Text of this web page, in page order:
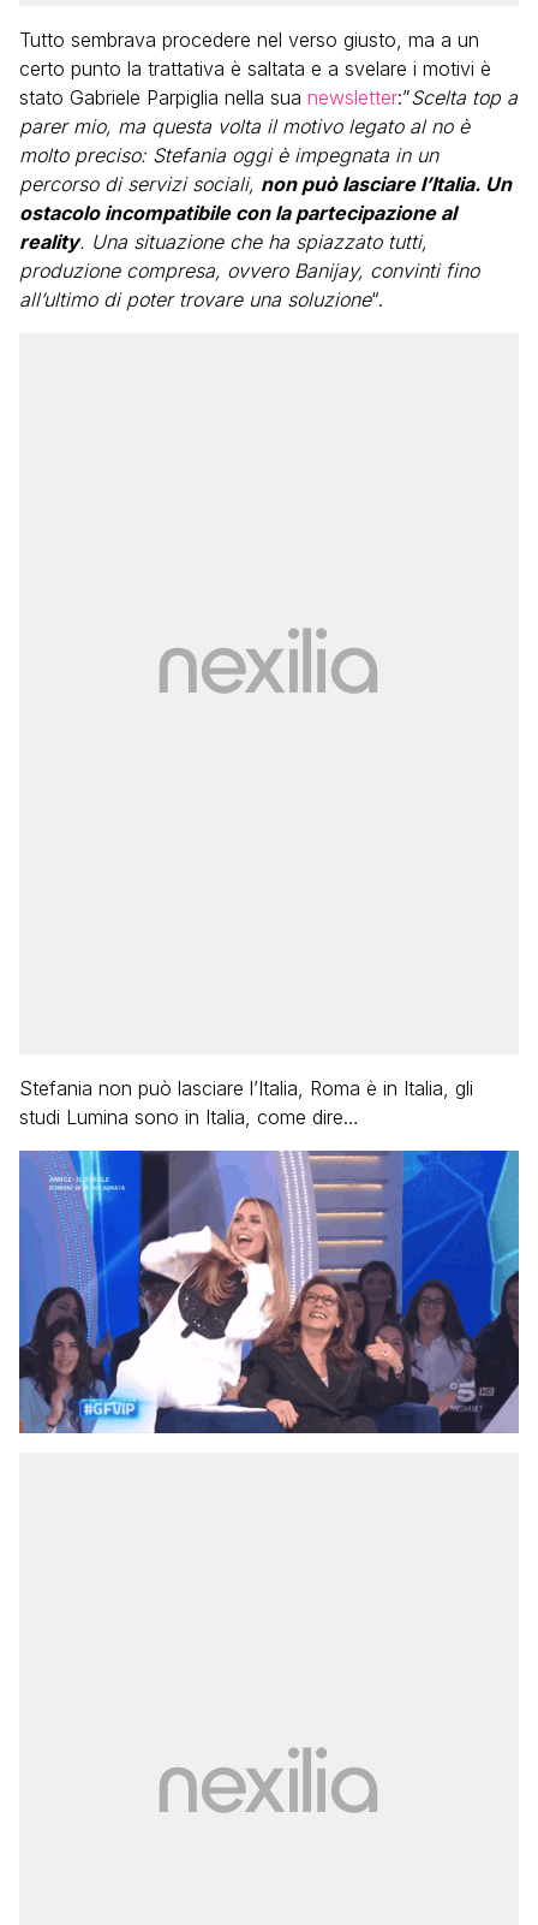
Tutto sembrava procedere nel verso giusto, ma a un
certo punto la trattativa è saltata e a svelare i motivi è
stato Gabriele Parpiglia nella sua newsletter:”Scelta top a
parer mio, ma questa volta il motivo legato al no è
molto preciso: Stefania oggi è impegnata in un
percorso di servizi sociali, non può lasciare l’Italia. Un
ostacolo incompatibile con la partecipazione al
reality. Una situazione che ha spiazzato tutti,
produzione compresa, ovvero Banijay, convinti fino
all’ultimo di poter trovare una soluzione“.
Stefania non può lasciare l’Italia, Roma è in Italia, gli
studi Lumina sono in Italia, come dire…